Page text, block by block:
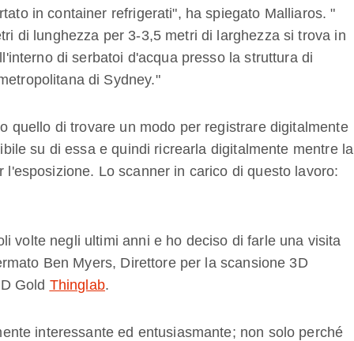
in container refrigerati", ha spiegato Malliaros. "
di lunghezza per 3-3,5 metri di larghezza si trova in
di serbatoi d'acqua presso la struttura di
di Sydney."
quello di trovare un modo per registrare digitalmente
su di essa e quindi ricrearla digitalmente mentre la
l'esposizione. Lo scanner in carico di questo lavoro:
volte negli ultimi anni e ho deciso di farle una visita
Ben Myers, Direttore per la scansione 3D
Gold Thinglab.
interessante ed entusiasmante; non solo perché